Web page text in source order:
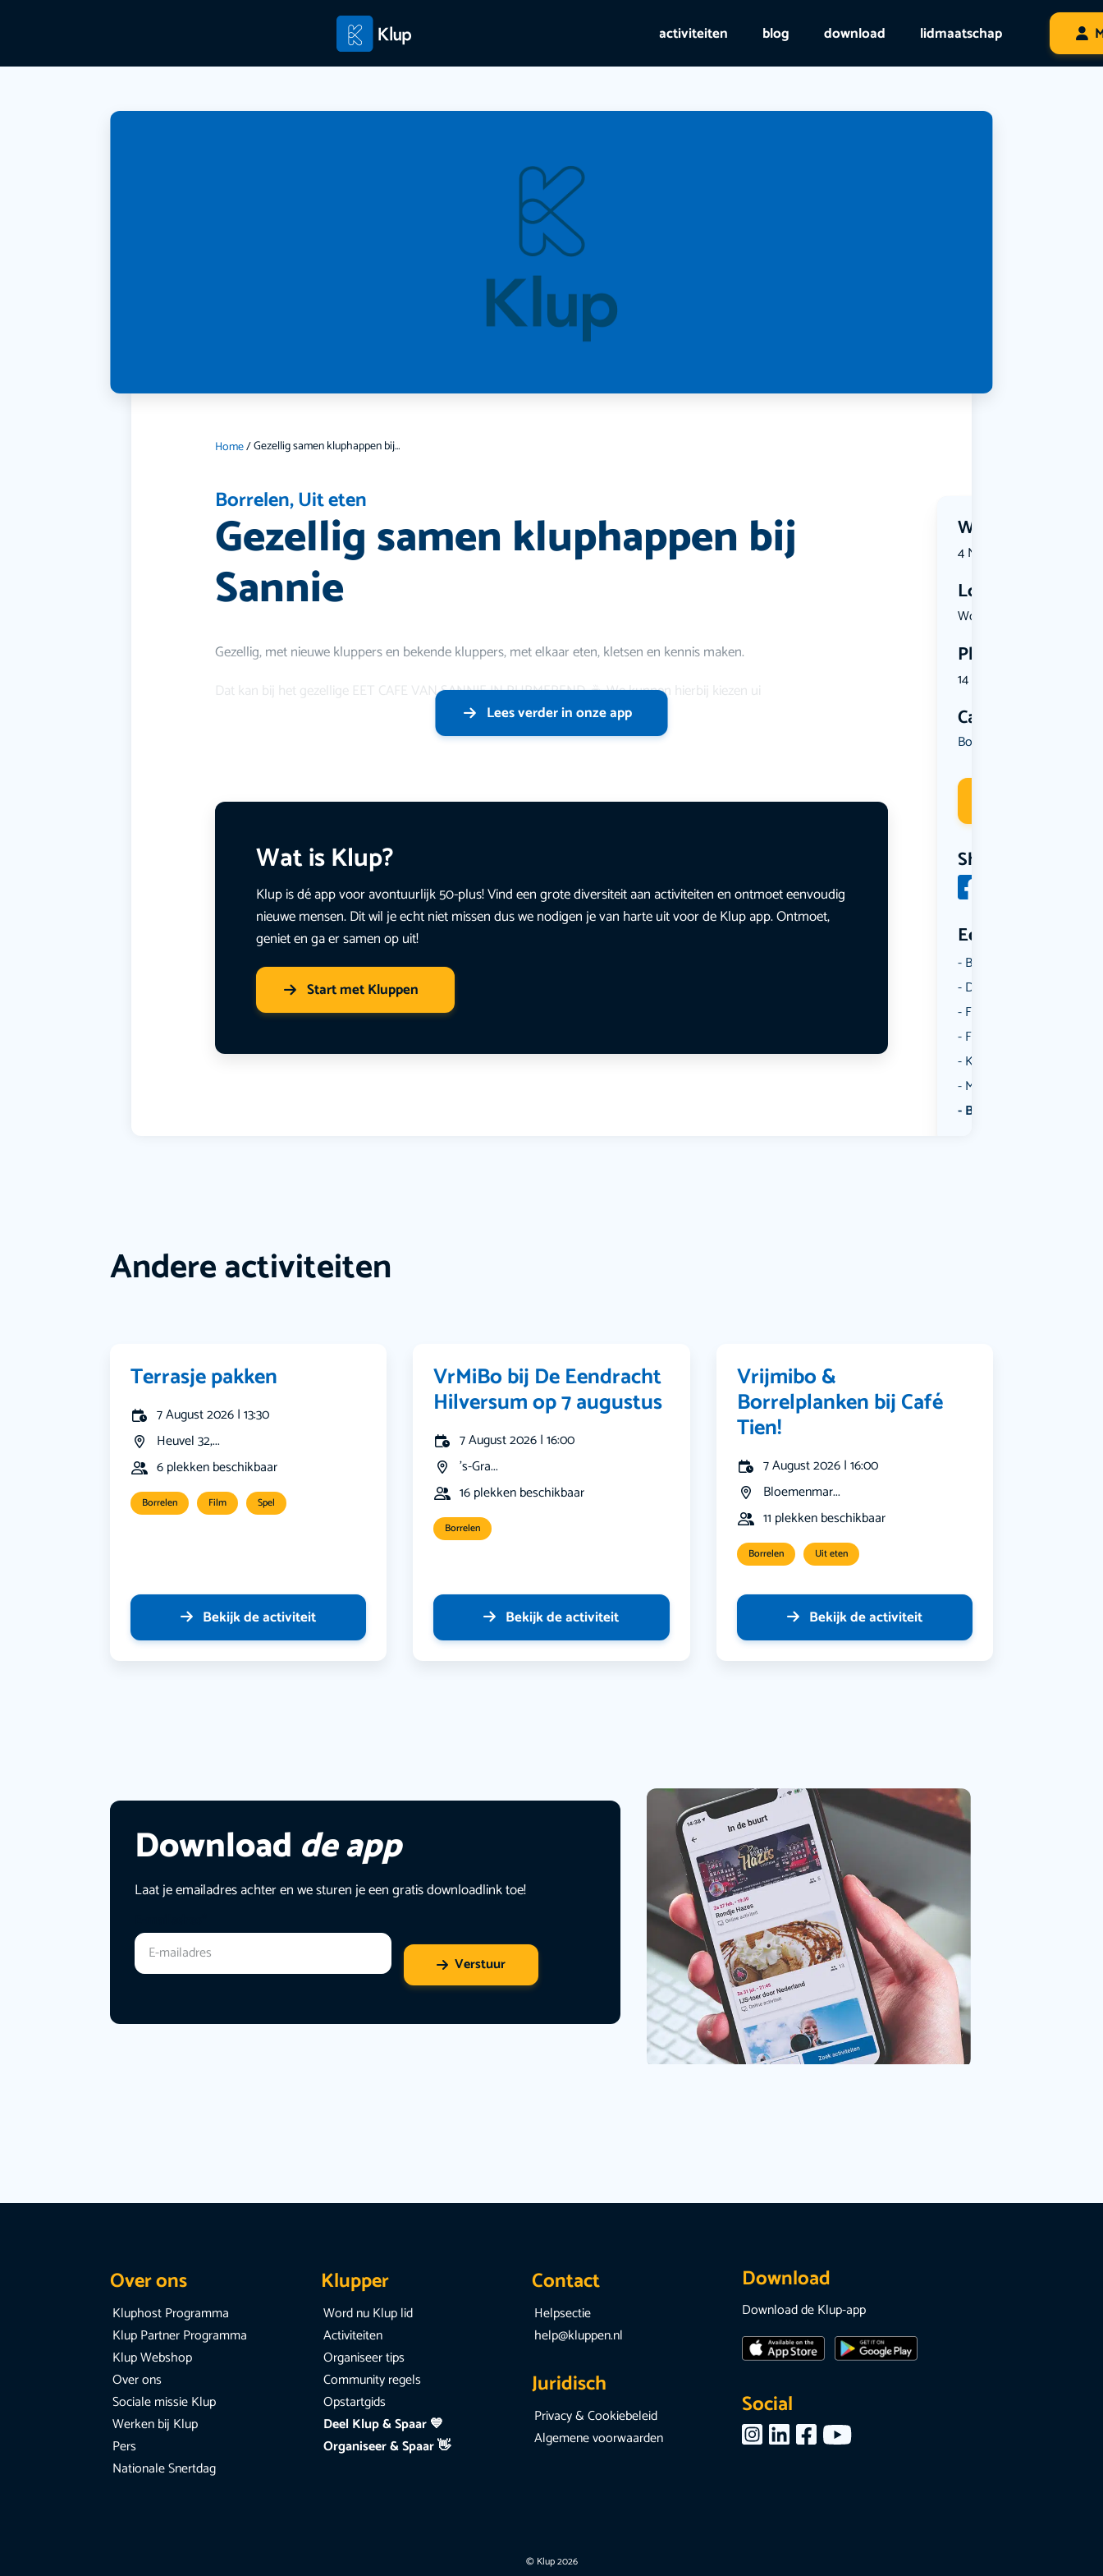
activiteiten blog download lidmaatschap
Home/ Gezellig samen kluphappen bij Sannie ️
Borrelen,Uit eten
Gezellig samen kluphappen bij
Sannie ️
Wanneer?
4 November 2026 | 18:30
Locatie
Wormerplei...
Plekken
14 plekken beschikbaar
Categorie
Borrelen
Share
Een aantal
Borrelen
Dansen
Fietsen
Film
Kunst & Cultuur
Muziek
Bekijk alle categorieën
Gezellig, met nieuwe kluppers en bekende kluppers, met elkaar eten, kletsen en kennis maken.
Dat kan bij het gezellige EET CAFE VAN SANNIE IN PURMEREND. ☕️ We kunnen hierbij kiezen ui
Lees verder in onze app
Wat is Klup?
Klup is dé app voor avontuurlijk 50-plus! Vind een grote diversiteit aan activiteiten en ontmoet eenvoudig
nieuwe mensen. Dit wil je echt niet missen dus we nodigen je van harte uit voor de Klup app. Ontmoet,
geniet en ga er samen op uit!
Start met Kluppen
Andere activiteiten
Terrasje pakken
7 August 2026 | 13:30
Heuvel 32,...
6 plekken beschikbaar
Borrelen Film Spel
Bekijk de activiteit
VrMiBo bij De Eendracht
Hilversum op 7 augustus
7 August 2026 | 16:00
's-Gra...
16 plekken beschikbaar
Borrelen
Bekijk de activiteit
Vrijmibo &
Borrelplanken bij Café
Tien!
7 August 2026 | 16:00
Bloemenmar...
11 plekken beschikbaar
Borrelen Uit eten
Bekijk de activiteit
Download de app
Laat je emailadres achter en we sturen je een gratis downloadlink toe!
Verstuur
Over ons
Kluphost Programma
Klup Partner Programma
Klup Webshop
Over ons
Sociale missie Klup
Werken bij Klup
Pers
Nationale Snertdag
Klupper
Word nu Klup lid
Activiteiten
Organiseer tips
Community regels
Opstartgids
Deel Klup & Spaar 💙
Organiseer & Spaar 👋
Contact
Helpsectie
help@kluppen.nl
Juridisch
Privacy & Cookiebeleid
Algemene voorwaarden
Download
Download de Klup-app
Social
© Klup 2026